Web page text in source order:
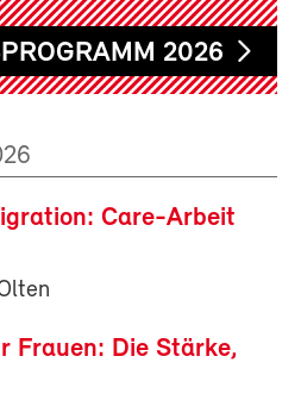
2026
Care-Arbeit
Frauen: Die Stärke,